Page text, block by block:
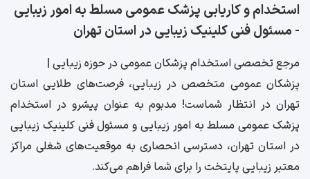
استخدام و کاریابی پزشک عمومی مسلط به امور زیبایی
- مسئول فنی کلینیک زیبایی در استان تهران
مرجع تخصصی استخدام پزشکان عمومی در حوزه زیبایی |
پزشکان عمومی متخصص در زیبایی، فرصت‌های طلایی استان
تهران در انتظار شماست! مدبوم به عنوان پیشرو در استخدام
پزشک عمومی مسلط به امور زیبایی و مسئول فنی کلینیک زیبایی
در استان تهران، دسترسی انحصاری به موقعیت‌های شغلی مراکز
معتبر زیبایی پایتخت را برای شما فراهم می‌کند.